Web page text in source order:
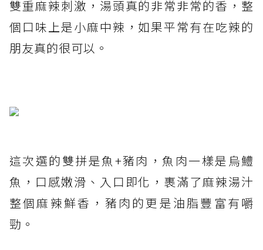
雙重麻辣刺激，湯頭真的非常非常的香，整
個口味上是小麻中辣，如果平常有在吃辣的
朋友真的很可以。
這次選的雙拼是魚+豬肉，魚肉一樣是烏鱧
魚，口感嫩滑、入口即化，裹滿了麻辣湯汁
整個麻辣鮮香，豬肉的更是油脂豐富有嚼
勁。